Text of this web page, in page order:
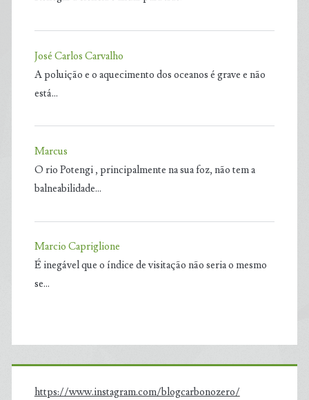
José Carlos Carvalho
A poluição e o aquecimento dos oceanos é grave e não
está…
Marcus
O rio Potengi , principalmente na sua foz, não tem a
balneabilidade…
Marcio Capriglione
É inegável que o índice de visitação não seria o mesmo
se…
https://www.instagram.com/blogcarbonozero/